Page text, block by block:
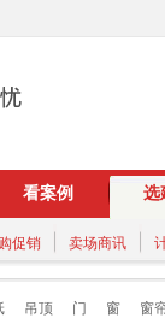
看案例 选
促销 卖场商讯
吊顶 门 窗
窗